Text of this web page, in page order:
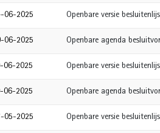
06-2025 Openbare versie
06-2025 Openbare agenda
06-2025 Openbare versie
06-2025 Openbare agenda
05-2025 Openbare versie